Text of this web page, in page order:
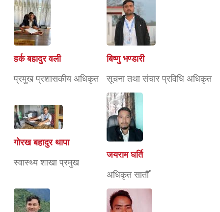
हर्क बहादुर वली
प्रमुख प्रशासकीय अधिकृत
बिष्णु भण्डारी
सूचना तथा संचार प्रविधि अधिकृत
गोरख बहादुर थापा
स्वास्थ्य शाखा प्रमुख
जयराम घर्ति
अधिकृत सातौँ